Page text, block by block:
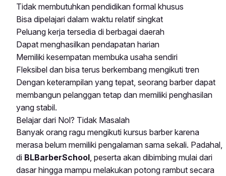
Tidak membutuhkan pendidikan formal khusus
Bisa dipelajari dalam waktu relatif singkat
Peluang kerja tersedia di berbagai daerah
Dapat menghasilkan pendapatan harian
Memiliki kesempatan membuka usaha sendiri
Fleksibel dan bisa terus berkembang mengikuti tren
Dengan keterampilan yang tepat, seorang barber dapat
membangun pelanggan tetap dan memiliki penghasilan
yang stabil.
Belajar dari Nol? Tidak Masalah
Banyak orang ragu mengikuti kursus barber karena
merasa belum memiliki pengalaman sama sekali. Padahal,
di BLBarberSchool, peserta akan dibimbing mulai dari
dasar hingga mampu melakukan potong rambut secara